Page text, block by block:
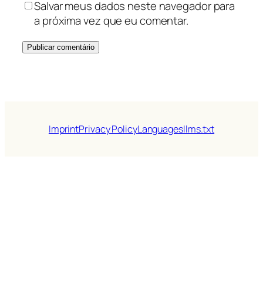
Salvar meus dados neste navegador para
a próxima vez que eu comentar.
ImprintPrivacy PolicyLanguagesllms.txt